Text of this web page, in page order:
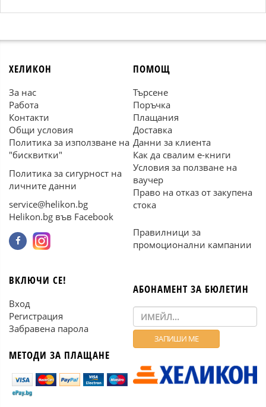
ХЕЛИКОН
За нас
Работа
Контакти
Общи условия
Политика за използване на
"бисквитки"
Политика за сигурност на
личните данни
service@helikon.bg
Helikon.bg във Facebook
ПОМОЩ
Търсене
Поръчка
Плащания
Доставка
Данни за клиента
Как да свалим е-книги
Условия за ползване на
ваучер
Право на отказ от закупена
стока
Правилници за
промоционални кампании
ВКЛЮЧИ СЕ!
Вход
Регистрация
Забравена парола
МЕТОДИ ЗА ПЛАЩАНЕ
АБОНАМЕНТ ЗА БЮЛЕТИН